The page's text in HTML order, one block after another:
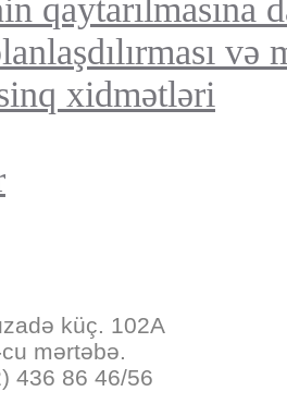
qaytarılmasına
xidmətləri
küç. 102A
mərtəbə.
436 86 46/56